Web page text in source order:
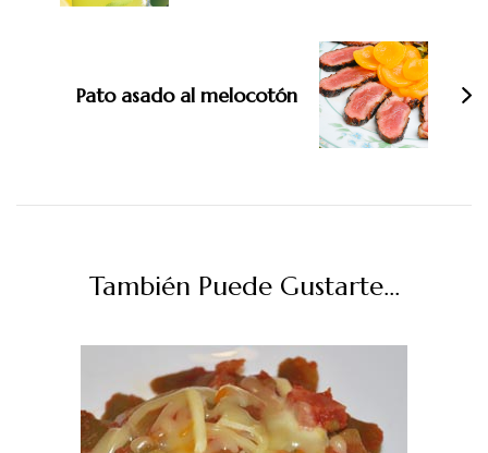
Pato asado al melocotón
También Puede Gustarte...